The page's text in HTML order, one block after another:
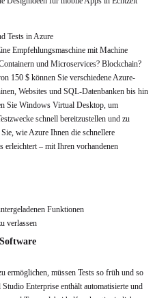
Tests in Azure
Empfehlungsmaschine mit Machine
und Microservices? Blockchain?
150 $ können Sie verschiedene Azure-
Websites und SQL-Datenbanken bis hin
Sie Windows Virtual Desktop, um
schnell bereitzustellen und zu
wie Azure Ihnen die schnellere
– mit Ihren vorhandenen
Funktionen
verlassen
ermöglichen, müssen Tests so früh und so
Enterprise enthält automatisierte und